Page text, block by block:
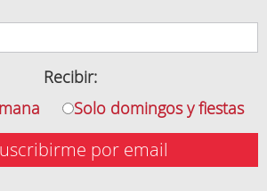
Recibir:
Solo domingos y fiestas
por email